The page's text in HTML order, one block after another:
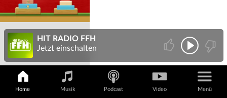
Du bist hier: www.FFH.de Musik Hit-Quiz
Home Musik Podcast Video Menü
HIT RADIO FFH
Jetzt einschalten